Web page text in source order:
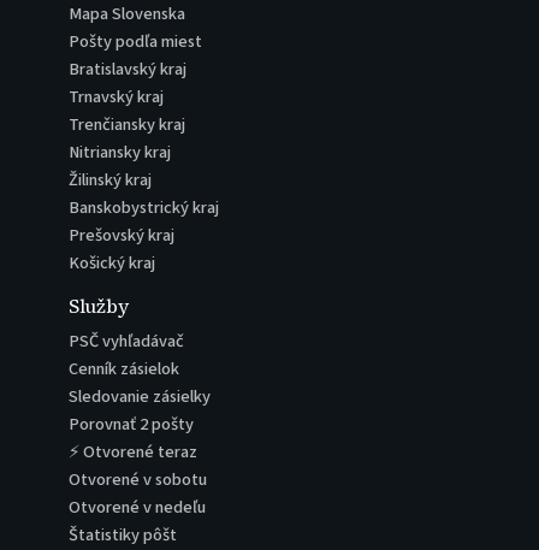
Mapa Slovenska
Pošty podľa miest
Bratislavský kraj
Trnavský kraj
Trenčiansky kraj
Nitriansky kraj
Žilinský kraj
Banskobystrický kraj
Prešovský kraj
Košický kraj
Služby
PSČ vyhľadávač
Cenník zásielok
Sledovanie zásielky
Porovnať 2 pošty
⚡ Otvorené teraz
Otvorené v sobotu
Otvorené v nedeľu
Štatistiky pôšt